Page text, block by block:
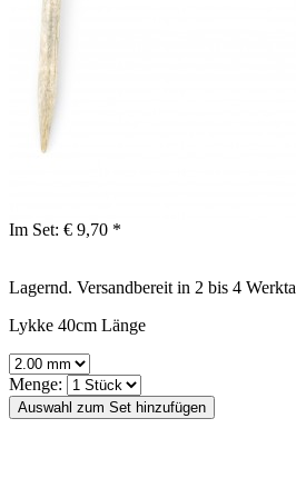
Im Set: € 9,70 *
Lagernd. Versandbereit in 2 bis 4
Lykke 40cm Länge
Menge: